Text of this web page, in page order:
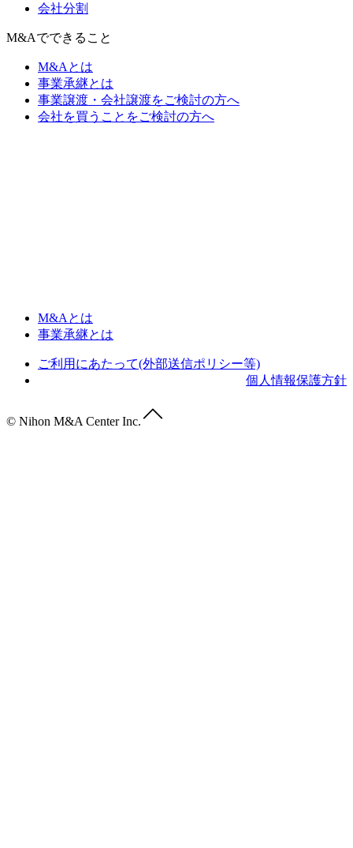
会社分割
M&Aでできること
M&Aとは
事業承継とは
事業譲渡・会社譲渡をご検討の方へ
会社を買うことをご検討の方へ
M&Aとは
事業承継とは
ご利用にあたって(外部送信ポリシー等)
個人情報保護方針
© Nihon M&A Center Inc.